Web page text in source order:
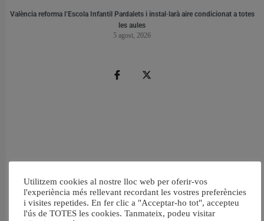
València reforma l’Escola Infantil Pardalets i instal·larà aire condicionat a totes
les aules
5 agost, 2026
Utilitzem cookies al nostre lloc web per oferir-vos
l'experiència més rellevant recordant les vostres preferències
i visites repetides. En fer clic a "Acceptar-ho tot", accepteu
l'ús de TOTES les cookies. Tanmateix, podeu visitar